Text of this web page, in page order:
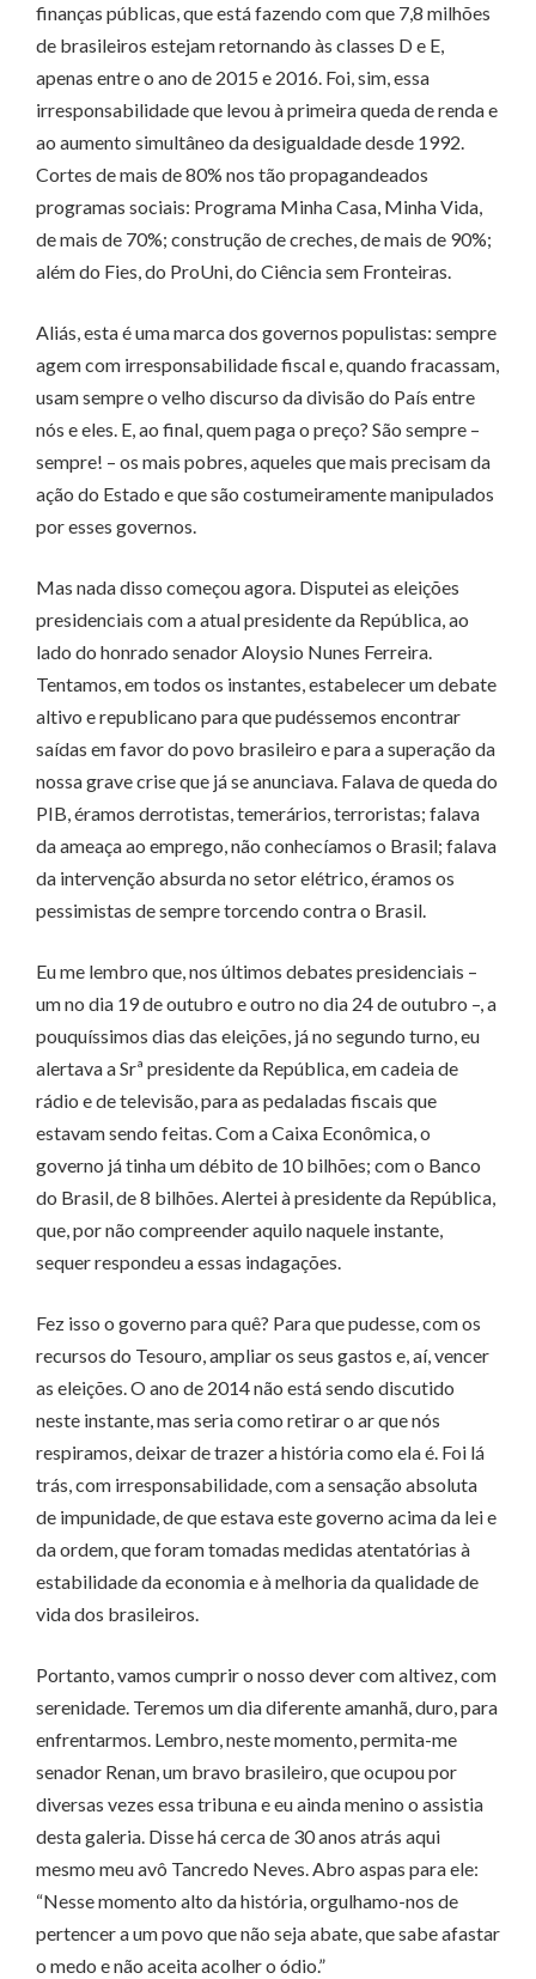
finanças públicas, que está fazendo com que 7,8 milhões
de brasileiros estejam retornando às classes D e E,
apenas entre o ano de 2015 e 2016. Foi, sim, essa
irresponsabilidade que levou à primeira queda de renda e
ao aumento simultâneo da desigualdade desde 1992.
Cortes de mais de 80% nos tão propagandeados
programas sociais: Programa Minha Casa, Minha Vida,
de mais de 70%; construção de creches, de mais de 90%;
além do Fies, do ProUni, do Ciência sem Fronteiras.
Aliás, esta é uma marca dos governos populistas: sempre
agem com irresponsabilidade fiscal e, quando fracassam,
usam sempre o velho discurso da divisão do País entre
nós e eles. E, ao final, quem paga o preço? São sempre –
sempre! – os mais pobres, aqueles que mais precisam da
ação do Estado e que são costumeiramente manipulados
por esses governos.
Mas nada disso começou agora. Disputei as eleições
presidenciais com a atual presidente da República, ao
lado do honrado senador Aloysio Nunes Ferreira.
Tentamos, em todos os instantes, estabelecer um debate
altivo e republicano para que pudéssemos encontrar
saídas em favor do povo brasileiro e para a superação da
nossa grave crise que já se anunciava. Falava de queda do
PIB, éramos derrotistas, temerários, terroristas; falava
da ameaça ao emprego, não conhecíamos o Brasil; falava
da intervenção absurda no setor elétrico, éramos os
pessimistas de sempre torcendo contra o Brasil.
Eu me lembro que, nos últimos debates presidenciais –
um no dia 19 de outubro e outro no dia 24 de outubro –, a
pouquíssimos dias das eleições, já no segundo turno, eu
alertava a Srª presidente da República, em cadeia de
rádio e de televisão, para as pedaladas fiscais que
estavam sendo feitas. Com a Caixa Econômica, o
governo já tinha um débito de 10 bilhões; com o Banco
do Brasil, de 8 bilhões. Alertei à presidente da República,
que, por não compreender aquilo naquele instante,
sequer respondeu a essas indagações.
Fez isso o governo para quê? Para que pudesse, com os
recursos do Tesouro, ampliar os seus gastos e, aí, vencer
as eleições. O ano de 2014 não está sendo discutido
neste instante, mas seria como retirar o ar que nós
respiramos, deixar de trazer a história como ela é. Foi lá
trás, com irresponsabilidade, com a sensação absoluta
de impunidade, de que estava este governo acima da lei e
da ordem, que foram tomadas medidas atentatórias à
estabilidade da economia e à melhoria da qualidade de
vida dos brasileiros.
Portanto, vamos cumprir o nosso dever com altivez, com
serenidade. Teremos um dia diferente amanhã, duro, para
enfrentarmos. Lembro, neste momento, permita-me
senador Renan, um bravo brasileiro, que ocupou por
diversas vezes essa tribuna e eu ainda menino o assistia
desta galeria. Disse há cerca de 30 anos atrás aqui
mesmo meu avô Tancredo Neves. Abro aspas para ele:
“Nesse momento alto da história, orgulhamo-nos de
pertencer a um povo que não seja abate, que sabe afastar
o medo e não aceita acolher o ódio.”